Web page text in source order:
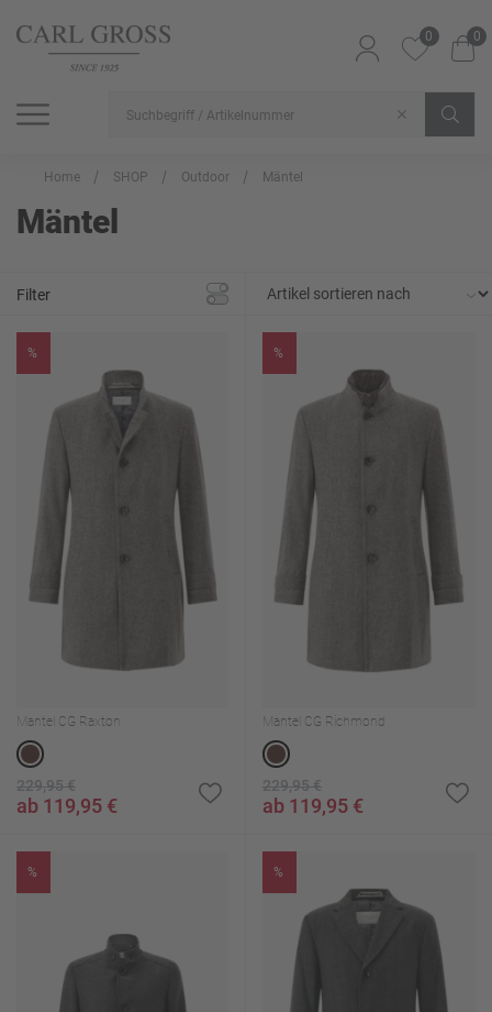
0 0
Home SHOP Outdoor Mäntel
Mäntel
Filter
%
Mantel CG Raxton
229,95 €
ab 119,95 €
%
Mantel CG Richmond
229,95 €
ab 119,95 €
% %